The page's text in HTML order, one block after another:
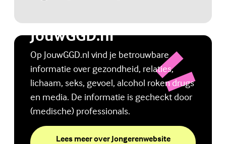
Jongerenwebsite
JouwGGD.nl
Op JouwGGD.nl vind je betrouwbare
informatie over gezondheid, relaties,
lichaam, seks, gevoel, alcohol roken drugs
en media. De informatie is gecheckt door
(medische) professionals.
Lees meer over Jongerenwebsite